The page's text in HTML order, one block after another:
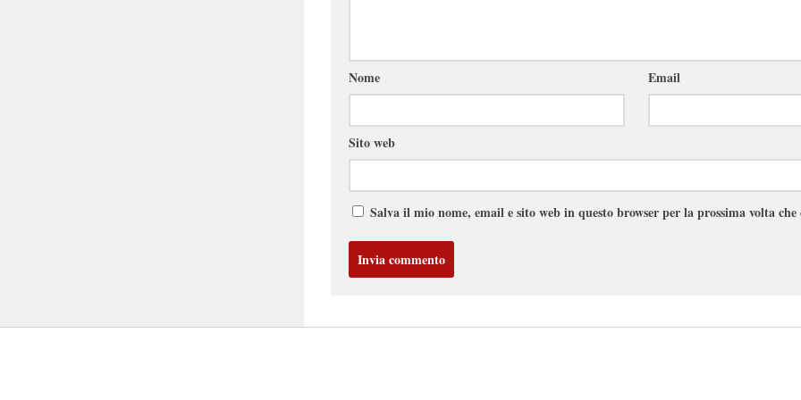
Nome Email
Sito web
Salva il mio nome, email e sito web in questo browser per la prossima volta che